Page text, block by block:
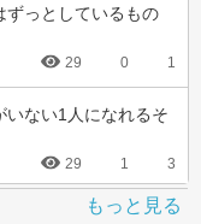
ずっとしているもの
29 0 1
ない1人になれるそ
29 1 3
もっと見る